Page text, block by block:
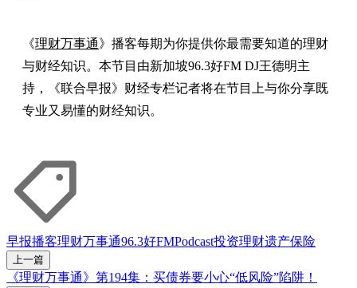
《理财万事通》播客每期为你提供你最需要知道的理财
与财经知识。本节目由新加坡96.3好FM DJ王德明主
持，《联合早报》财经专栏记者将在节目上与你分享既
专业又易懂的财经知识。
早报播客理财万事通96.3好FMPodcast投资理财遗产保险
上一篇
《理财万事通》第194集：买债券要小心“低风险”陷阱！